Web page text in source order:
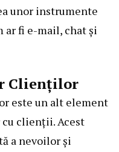
unor instrumente
ar fi e-mail, chat și
Clienților
este un alt element
clienții. Acest
a nevoilor și